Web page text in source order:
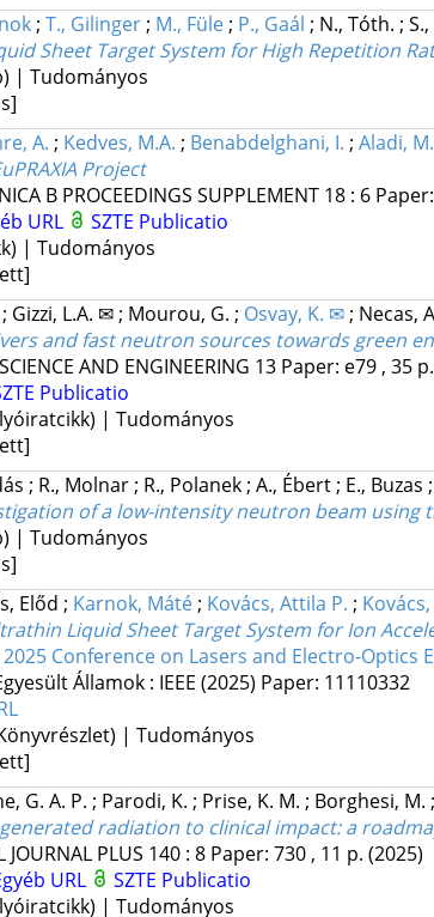
; T., Gilinger; M., Füle; P., Gaál ; N., Tóth. ;
Sheet Target System for High Repetition
| Tudományos
A. ; Kedves, M.A. ; Benabdelghani, I. ; Aladi, M.
Project
B PROCEEDINGS SUPPLEMENT 18: 6
URL
SZTE Publicatio
| Tudományos
; Gizzi, L.A. ✉; Mourou, G. ; Osvay, K. ✉; Necas,
and fast neutron sources towards green
AND ENGINEERING 13 Paper: e79 , 35 p.
Publicatio
| Tudományos
; R., Molnar; R., Polanek; A., Ébert; E., Buzas ;
of a low-intensity neutron beam using
| Tudományos
Előd ; Karnok, Máté; Kovács, Attila P. ;
Liquid Sheet Target System for Ion
2025 Conference on Lasers and Electro-Optics
Államok : IEEE (2025) Paper: 11110332
| Tudományos
G. A. P. ; Parodi, K. ; Prise, K. M. ; Borghesi, M. ;
radiation to clinical impact: a
JOURNAL PLUS 140: 8 Paper: 730 , 11 p. (2025)
URL
SZTE Publicatio
| Tudományos